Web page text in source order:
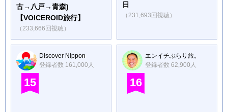
古→八戸→青森)
【VOICEROID旅行】
（233,666回視聴）
日
（231,693回視聴）
Discover Nippon
登録者数 161,000人
15
エンイチぶらり旅。
登録者数 62,900人
16